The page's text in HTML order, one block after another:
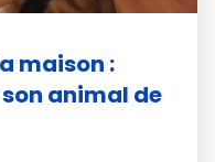
maison :
animal de